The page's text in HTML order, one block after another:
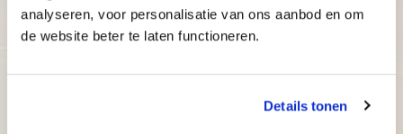
analyseren, voor personalisatie van ons aanbod en om
de website beter te laten functioneren.
Details tonen